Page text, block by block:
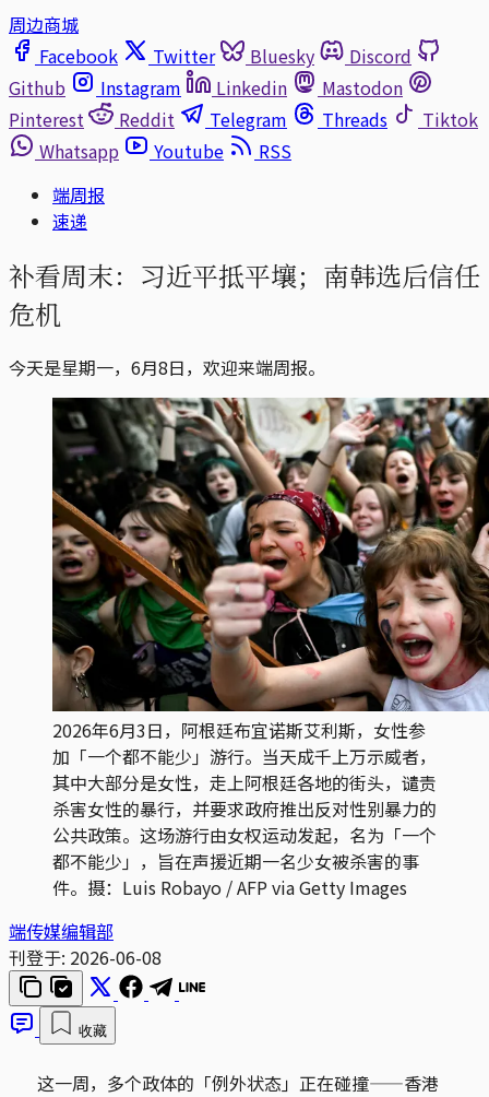
周边商城
Facebook
Twitter Bluesky
Discord
Github
Instagram Linkedin
Mastodon
Pinterest
Reddit Telegram Threads
Tiktok
Whatsapp
Youtube
RSS
端周报
速递
补看周末：习近平抵平壤；南韩选后信任
危机
今天是星期一，6月8日，欢迎来端周报。
2026年6月3日，阿根廷布宜诺斯艾利斯，女性参
加「一个都不能少」游行。当天成千上万示威者，
其中大部分是女性，走上阿根廷各地的街头，谴责
杀害女性的暴行，并要求政府推出反对性别暴力的
公共政策。这场游行由女权运动发起，名为「一个
都不能少」，旨在声援近期一名少女被杀害的事
件。摄：Luis Robayo / AFP via Getty Images
端传媒编辑部
刊登于: 2026-06-08
收藏
这一周，多个政体的「例外状态」正在碰撞——香港